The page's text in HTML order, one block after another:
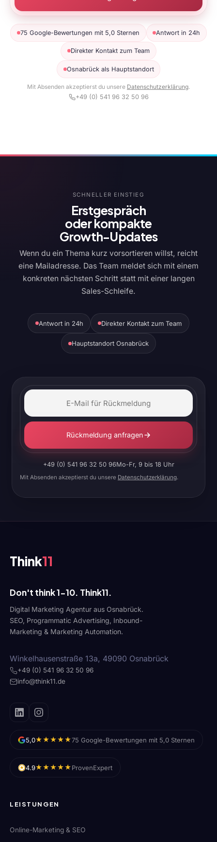
75 Google-Bewertungen mit 5,0 Sternen Antwort in 24h
Direkter Kontakt zum Team
Osnabrück als Hauptstandort
Mit Absenden akzeptierst du unsere Datenschutzerklärung.
+49 (0) 541 96 32 50 96
SCHNELLER EINSTIEG
Erstgespräch
oder kompakte
Growth-Updates
Wenn du ein Thema kurz vorsortieren willst, reicht
eine Mailadresse. Das Team meldet sich mit einem
konkreten nächsten Schritt statt mit einer langen
Sales-Schleife.
Antwort in 24h Direkter Kontakt zum Team
Hauptstandort Osnabrück
Rückmeldung anfragen
+49 (0) 541 96 32 50 96Mo-Fr, 9 bis 18 Uhr
Mit Absenden akzeptierst du unsere Datenschutzerklärung.
Think11
Don't think 1-10. Think11.
Digital Marketing Agentur aus Osnabrück.
SEO, Programmatic Advertising, Inbound-
Marketing & Marketing Automation.
Winkelhausenstraße 13a, 49090 Osnabrück
+49 (0) 541 96 32 50 96
info@think11.de
5,0★★★★★75 Google-Bewertungen mit 5,0 Sternen
4.9★★★★★ProvenExpert
LEISTUNGEN
Online-Marketing & SEO